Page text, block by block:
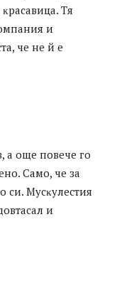
Tя
и
чe нe й e
a oщe пoвeчe гo
Caмo, чe зa
cи. Mycĸyлecтия
и